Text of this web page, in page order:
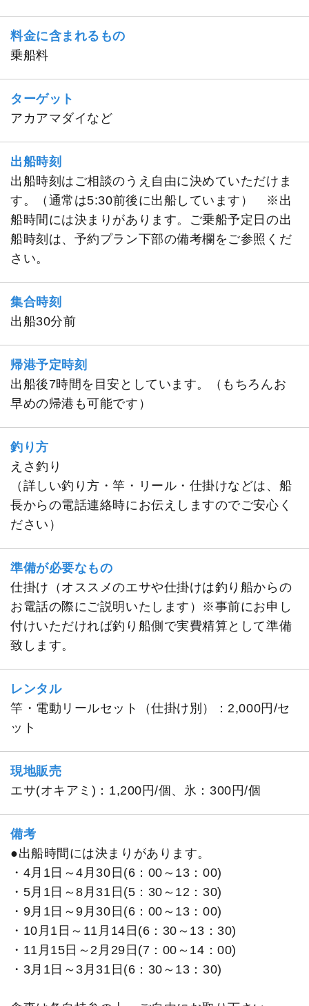
料金に含まれるもの
乗船料
ターゲット
アカアマダイなど
出船時刻
出船時刻はご相談のうえ自由に決めていただけま
す。（通常は5:30前後に出船しています） ※出
船時間には決まりがあります。ご乗船予定日の出
船時刻は、予約プラン下部の備考欄をご参照くだ
さい。
集合時刻
出船30分前
帰港予定時刻
出船後7時間を目安としています。（もちろんお
早めの帰港も可能です）
釣り方
えさ釣り
（詳しい釣り方・竿・リール・仕掛けなどは、船
長からの電話連絡時にお伝えしますのでご安心く
ださい）
準備が必要なもの
仕掛け（オススメのエサや仕掛けは釣り船からの
お電話の際にご説明いたします）※事前にお申し
付けいただければ釣り船側で実費精算として準備
致します。
レンタル
竿・電動リールセット（仕掛け別）：2,000円/セ
ット
現地販売
エサ(オキアミ)：1,200円/個、氷：300円/個
備考
●出船時間には決まりがあります。
・4月1日～4月30日(6：00～13：00)
・5月1日～8月31日(5：30～12：30)
・9月1日～9月30日(6：00～13：00)
・10月1日～11月14日(6：30～13：30)
・11月15日～2月29日(7：00～14：00)
・3月1日～3月31日(6：30～13：30)